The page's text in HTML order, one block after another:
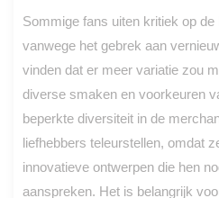
Sommige fans uiten kritiek op
vanwege het gebrek aan
vinden dat er meer variatie zou
diverse smaken en voorkeuren
beperkte diversiteit in de
liefhebbers teleurstellen, omdat
innovatieve ontwerpen die hen
aanspreken. Het is belangrijk